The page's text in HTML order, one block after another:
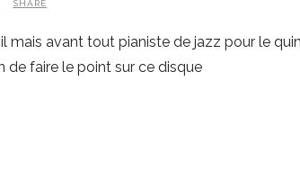
SHARE
mais avant tout pianiste de jazz pour le
de faire le point sur ce disque